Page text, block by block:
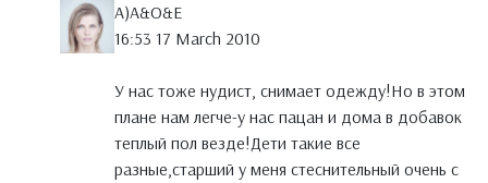
A)A&O&E
16:53 17 March 2010
У нас тоже нудист, снимает одежду!Но в этом
плане нам легче-у нас пацан и дома в добавок
теплый пол везде!Дети такие все
разные,старший у меня стеснительный очень с